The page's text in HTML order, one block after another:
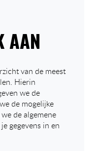
AAN
van de meest
Hierin
we de
de mogelijke
de algemene
gegevens in en